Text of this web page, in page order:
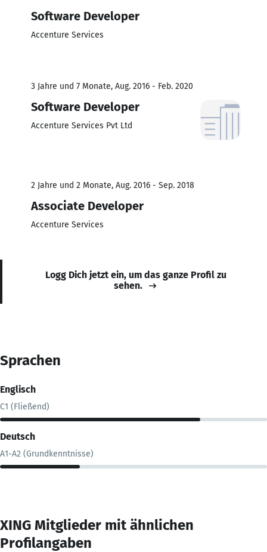
Software Developer
Accenture Services
3 Jahre und 7 Monate, Aug. 2016 - Feb. 2020
Software Developer
Accenture Services Pvt Ltd
2 Jahre und 2 Monate, Aug. 2016 - Sep. 2018
Associate Developer
Accenture Services
Logg Dich jetzt ein, um das ganze Profil zu
sehen.
Sprachen
Englisch
C1 (Fließend)
Deutsch
A1-A2 (Grundkenntnisse)
XING Mitglieder mit ähnlichen
Profilangaben